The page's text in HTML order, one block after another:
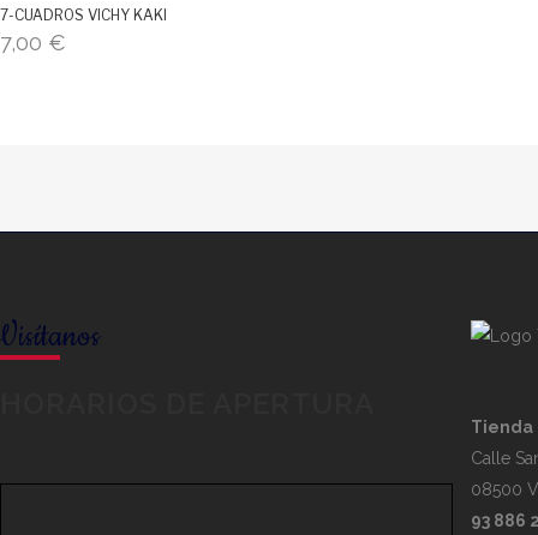
7-CUADROS VICHY KAKI
7,00 €
Visítanos
Tienda
Calle
08500
93 886